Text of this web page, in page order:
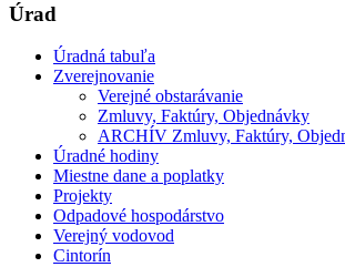
Úrad
Úradná tabuľa
Zverejnovanie
Verejné obstarávanie
Zmluvy, Faktúry, Objednávky
ARCHÍV Zmluvy, Faktúry,
Úradné hodiny
Miestne dane a poplatky
Projekty
Odpadové hospodárstvo
Verejný vodovod
Cintorín